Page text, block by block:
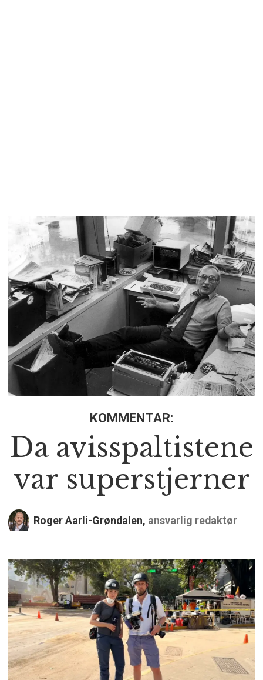
KOMMENTAR:
Da avisspaltistene
var superstjerner
Roger Aarli-Grøndalen, ansvarlig redaktør